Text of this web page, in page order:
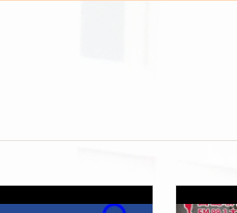
心臟殺
上架時間